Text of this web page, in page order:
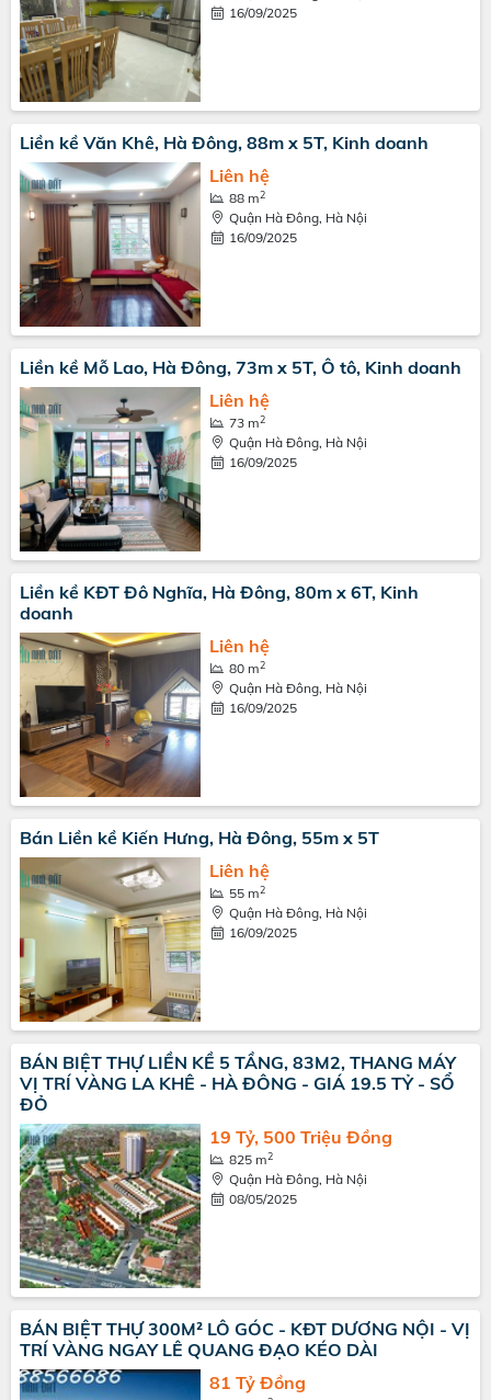
16/09/2025
Liền kề Văn Khê, Hà Đông, 88m x 5T, Kinh doanh
Liên hệ
88 m2
Quận Hà Đông, Hà Nội
16/09/2025
Liền kề Mỗ Lao, Hà Đông, 73m x 5T, Ô tô, Kinh doanh
Liên hệ
73 m2
Quận Hà Đông, Hà Nội
16/09/2025
Liền kề KĐT Đô Nghĩa, Hà Đông, 80m x 6T, Kinh
doanh
Liên hệ
80 m2
Quận Hà Đông, Hà Nội
16/09/2025
Bán Liền kề Kiến Hưng, Hà Đông, 55m x 5T
Liên hệ
55 m2
Quận Hà Đông, Hà Nội
16/09/2025
BÁN BIỆT THỰ LIỀN KỀ 5 TẦNG, 83M2, THANG MÁY
VỊ TRÍ VÀNG LA KHÊ - HÀ ĐÔNG - GIÁ 19.5 TỶ - SỔ
ĐỎ
19 Tỷ, 500 Triệu Đồng
825 m2
Quận Hà Đông, Hà Nội
08/05/2025
BÁN BIỆT THỰ 300M² LÔ GÓC - KĐT DƯƠNG NỘI - VỊ
TRÍ VÀNG NGAY LÊ QUANG ĐẠO KÉO DÀI
81 Tỷ Đồng